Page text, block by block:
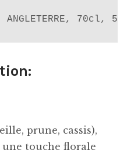
ANGLETERRE, 70cl,
prune, cassis),
une touche florale